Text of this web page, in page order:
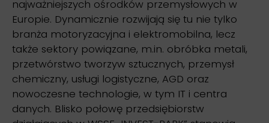
najważniejszych ośrodków przemysłowych w
Europie. Dynamicznie rozwijają się tu nie tylko
branża motoryzacyjna i elektromobilna, lecz
także sektory powiązane, m.in. obróbka metali,
przetwórstwo tworzyw sztucznych, przemysł
chemiczny, usługi logistyczne, AGD oraz
nowoczesne technologie, w tym IT i centra
danych. Blisko połowę przedsiębiorstw